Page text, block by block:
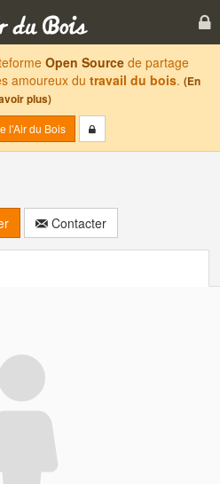
Open Sourcede partage
amoureux du travail du bois. (En
plus)
l'Air du Bois
Contacter